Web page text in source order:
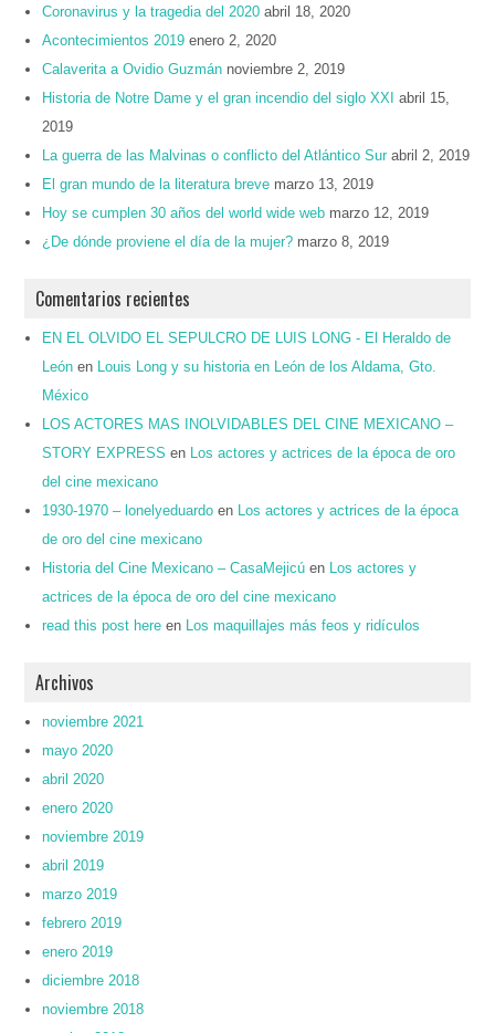
Coronavirus y la tragedia del 2020 abril 18, 2020
Acontecimientos 2019 enero 2, 2020
Calaverita a Ovidio Guzmán noviembre 2, 2019
Historia de Notre Dame y el gran incendio del siglo XXI
abril 15,
2019
La guerra de las Malvinas o conflicto del Atlántico Sur abril 2, 2019
El gran mundo de la literatura breve marzo 13, 2019
Hoy se cumplen 30 años del world wide web marzo 12, 2019
¿De dónde proviene el día de la mujer? marzo 8, 2019
Comentarios recientes
EN EL OLVIDO EL SEPULCRO DE LUIS LONG - El Heraldo de
León en
Louis Long y su historia en León de los Aldama, Gto.
México
LOS ACTORES MAS INOLVIDABLES DEL CINE MEXICANO –
STORY EXPRESS en
Los actores y actrices de la época de oro
del cine mexicano
1930-1970 – lonelyeduardo en
Los actores y actrices de la época
de oro del cine mexicano
Historia del Cine Mexicano – CasaMejicú en
Los actores y
actrices de la época de oro del cine mexicano
read this post here en Los maquillajes más feos y ridículos
Archivos
noviembre 2021
mayo 2020
abril 2020
enero 2020
noviembre 2019
abril 2019
marzo 2019
febrero 2019
enero 2019
diciembre 2018
noviembre 2018